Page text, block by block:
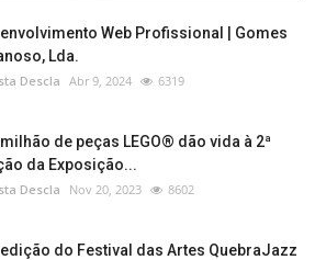
Web Profissional | Gomes
Lda.
Descla Abr 9, 2024 6319
de peças LEGO® dão vida à 2ª
da Exposição...
Descla Nov 20, 2023 8602
edição do Festival das Artes QuebraJazz